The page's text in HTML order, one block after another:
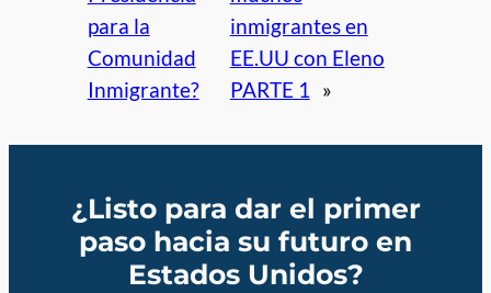
para la
Comunidad
Inmigrante?
inmigrantes en
EE.UU con Eleno
PARTE 1 »
¿Listo para dar el primer
paso hacia su futuro en
Estados Unidos?